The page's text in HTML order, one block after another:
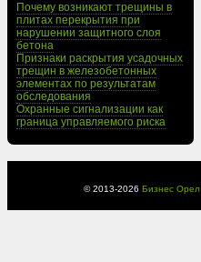
Почему возникают трещины в
плитах перекрытия при
нарушении защитного слоя
бетона
Признаки раскрытия усадочных
трещин в железобетонных
элементах по результатам
обследования
Охранные сигнализации как
граница управляемого риска
© 2013-2026 Бизнес Орел